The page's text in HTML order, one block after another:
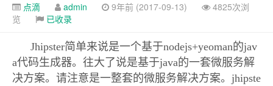
点滴 admin 9年前 (2017-09-13)
4825次浏
览
已收录
Jhipster简单来说是一个基于nodejs+yeoman的jav
a代码生成器。往大了说是基于java的一套微服务解
决方案。请注意是一整套的微服务解决方案。jhipste